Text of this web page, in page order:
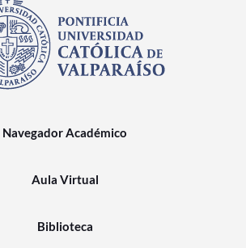
Navegador Académico
Aula Virtual
Biblioteca